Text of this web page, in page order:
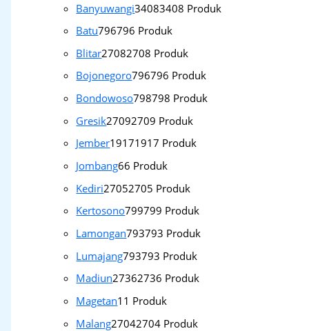
Banyuwangi34083408 Produk
Batu796796 Produk
Blitar27082708 Produk
Bojonegoro796796 Produk
Bondowoso798798 Produk
Gresik27092709 Produk
Jember19171917 Produk
Jombang66 Produk
Kediri27052705 Produk
Kertosono799799 Produk
Lamongan793793 Produk
Lumajang793793 Produk
Madiun27362736 Produk
Magetan1 1 Produk
Malang27042704 Produk